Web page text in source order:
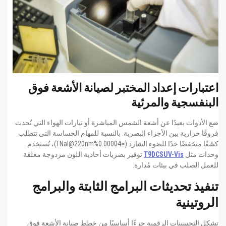
اعتبارات إعداد المختبر لصيانة الأشعة فوق
البنفسجية والمرئية
ضع الأدوات بعيدًا عن أشعة الشمس المباشرة أو تيارات الهواء التي تُحدث
فروقًا حرارية بين الأجزاء البصرية. بالنسبة للمهام الحساسة التي تتطلب
كشفًا منخفضًا جدًا للضوء الشارد (≤0.00004%TNaI@220nm)، تُستخدم
وحدات مثل T9DCSUV-Visتوفير بصريات أحادية اللون مزدوجة مغلقة
للعمل الصلب في بيئات مُدارة.
تنفيذ تحديثات البرامج الثابتة والبرامج
الروتينية
تشكل التحسينات الرقمية جزءًا أساسيًا من خطط صيانة الأشعة فوق